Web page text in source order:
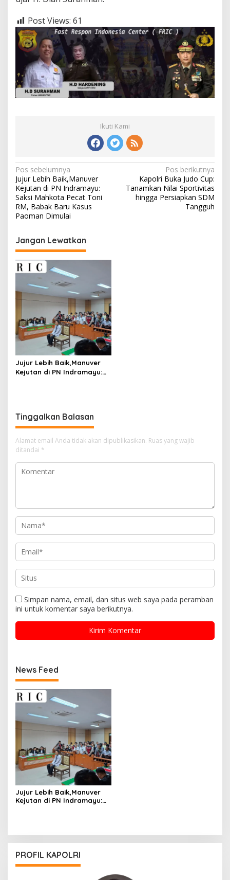
Post Views: 61
Ikuti Kami
Navigasi
pos
Pos sebelumnya
Jujur Lebih Baik,Manuver
Kejutan di PN Indramayu:
Saksi Mahkota Pecat Toni
RM, Babak Baru Kasus
Paoman Dimulai
Pos berikutnya
Kapolri Buka Judo Cup:
Tanamkan Nilai Sportivitas
hingga Persiapkan SDM
Tangguh
Jangan Lewatkan
Jujur Lebih Baik,Manuver
Kejutan di PN Indramayu:
Tinggalkan Balasan
Alamat email Anda tidak akan dipublikasikan. Ruas yang wajib
ditandai *
Simpan nama, email, dan situs web saya pada peramban
ini untuk komentar saya berikutnya.
News Feed
Jujur Lebih Baik,Manuver
Kejutan di PN Indramayu:
PROFIL KAPOLRI